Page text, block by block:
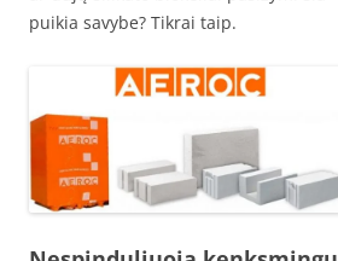
puikia savybe? Tikrai taip.